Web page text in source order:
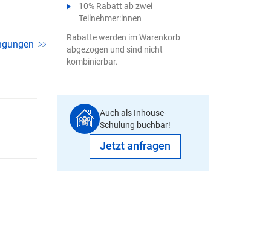
10% Rabatt ab zwei
Teilnehmer:innen
Rabatte werden im Warenkorb
abgezogen und sind nicht
kombinierbar.
Auch als Inhouse-
Schulung buchbar!
Jetzt anfragen